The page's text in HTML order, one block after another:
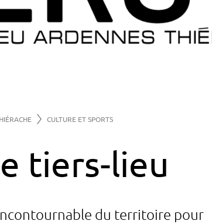
tiers-lieu
du terri­toire pour
CULTURE ET SPORTS